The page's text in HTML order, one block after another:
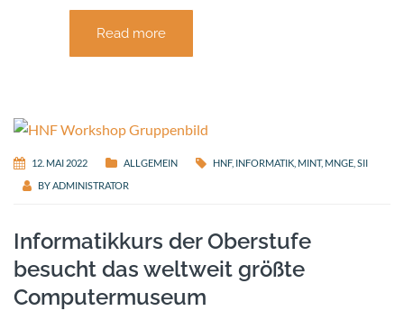
Read more
12. MAI 2022 ALLGEMEIN HNF, INFORMATIK MINT, MNGE SII
BY ADMINISTRATOR
Informatikkurs der Oberstufe
besucht das weltweit größte
Computermuseum